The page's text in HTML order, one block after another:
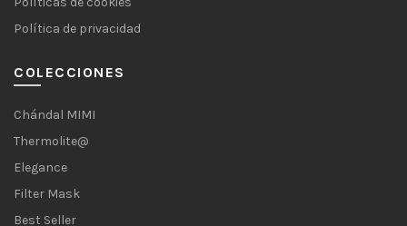
Política de privacidad
COLECCIONES
Chándal MIMI
Thermolite@
Elegance
Filter Mask
Best Seller